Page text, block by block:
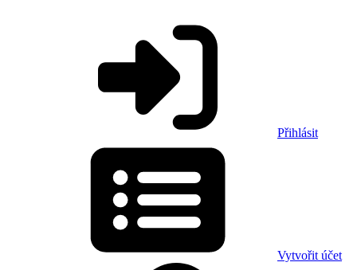
Přihlásit
Vytvořit účet